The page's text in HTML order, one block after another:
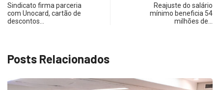
Sindicato firma parceria
com Unocard, cartão de
descontos…
Reajuste do salário
mínimo beneficia 54
milhões de…
Posts Relacionados